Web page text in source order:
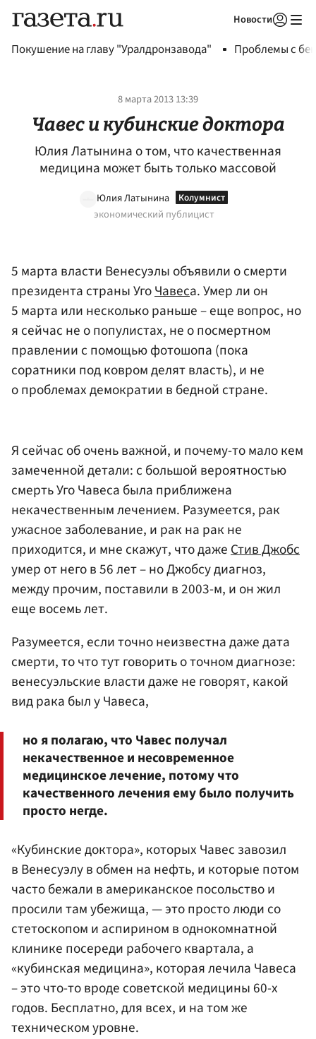
Новости
Покушение на главу "Уралдронзавода" Проблемы с
8 марта 2013 13:39
Чавес и кубинские доктора
Юлия Латынина о том, что качественная
медицина может быть только массовой
Юлия Латынина
экономический публицист
5 марта власти Венесуэлы объявили о смерти
президента страны УгоЧавеса. Умер ли он
5 марта или несколько раньше – еще вопрос, но
я сейчас не о популистах, не о посмертном
правлении с помощью фотошопа (пока
соратники под ковром делят власть), и не
о проблемах демократии в бедной стране.
Я сейчас об очень важной, и почему-то мало кем
замеченной детали: с большой вероятностью
смерть Уго Чавеса была приближена
некачественным лечением. Разумеется, рак
ужасное заболевание, и рак на рак не
приходится, и мне скажут, что дажеСтив Джобс
умер от него в 56 лет – но Джобсу диагноз,
между прочим, поставили в 2003-м, и он жил
еще восемь лет.
Разумеется, если точно неизвестна даже дата
смерти, то что тут говорить о точном диагнозе:
венесуэльские власти даже не говорят, какой
вид рака был у Чавеса,
но я полагаю, что Чавес получал
некачественное и несовременное
медицинское лечение, потому что
качественного лечения ему было получить
просто негде.
«Кубинские доктора», которых Чавес завозил
в Венесуэлу в обмен на нефть, и которые потом
часто бежали в американское посольство и
просили там убежища, — это просто люди со
стетоскопом и аспирином в однокомнатной
клинике посереди рабочего квартала, а
«кубинская медицина», которая лечила Чавеса
– это что-то вроде советской медицины 60-х
годов. Бесплатно, для всех, и на том же
техническом уровне.